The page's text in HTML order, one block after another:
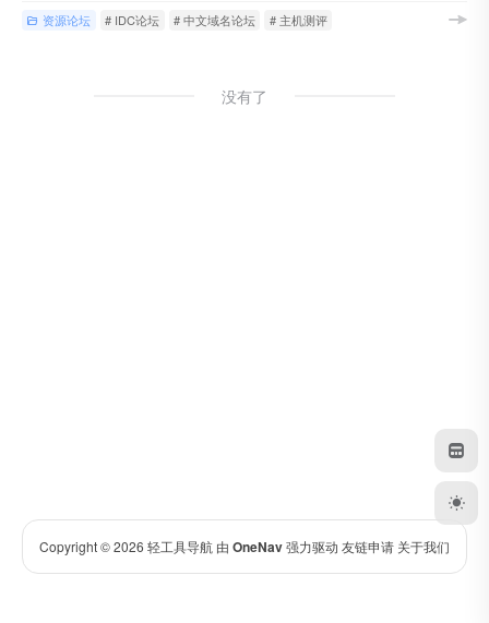
资源论坛 # IDC论坛 # 中文域名论坛 # 主机测评
没有了
Copyright © 2026 轻工具导航 由 OneNav强力驱动 友链申请 关于我们